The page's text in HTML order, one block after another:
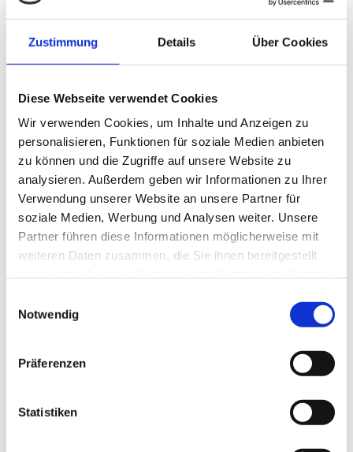
Zustimmung Details Über Cookies
Diese Webseite verwendet Cookies
Wir verwenden Cookies, um Inhalte und Anzeigen zu
personalisieren, Funktionen für soziale Medien anbieten
zu können und die Zugriffe auf unsere Website zu
analysieren. Außerdem geben wir Informationen zu Ihrer
Verwendung unserer Website an unsere Partner für
soziale Medien, Werbung und Analysen weiter. Unsere
Partner führen diese Informationen möglicherweise mit
weiteren Daten zusammen, die Sie ihnen bereitgestellt
Notwendig
Präferenzen
Statistiken
Juan Gregori y Ribes hebt hervor, wie wichtig die
stemmen. So haben Freund Dr. Luis Santos (PDG,
EPN, PCDLRF in D2203 RC Jávea) sowie Paco
Chapa (PDG RC Dénia) ihn bei der Beantragung
des Global Grant stark unterstützt.
Folgado sind wieder gut gefüllt, von links: Laura Muñoz, Miguel
Ángel Cifre, Dozent für Elektrotechnik und José Manuel
"Auch ohne die Governors des Jahres 2024/2025,